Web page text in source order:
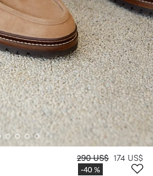
290 US$ 174 US$